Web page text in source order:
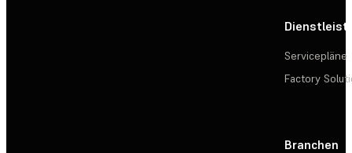
Servicepläne
Factory
Branchen